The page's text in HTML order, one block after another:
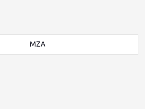
MZA